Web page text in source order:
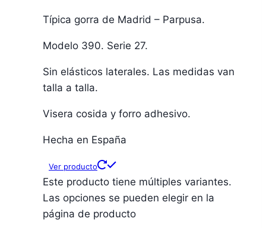
Típica gorra de Madrid – Parpusa.
Modelo 390. Serie 27.
Sin elásticos laterales. Las medidas van
talla a talla.
Visera cosida y forro adhesivo.
Hecha en España
Ver producto
Este producto tiene múltiples variantes.
Las opciones se pueden elegir en la
página de producto